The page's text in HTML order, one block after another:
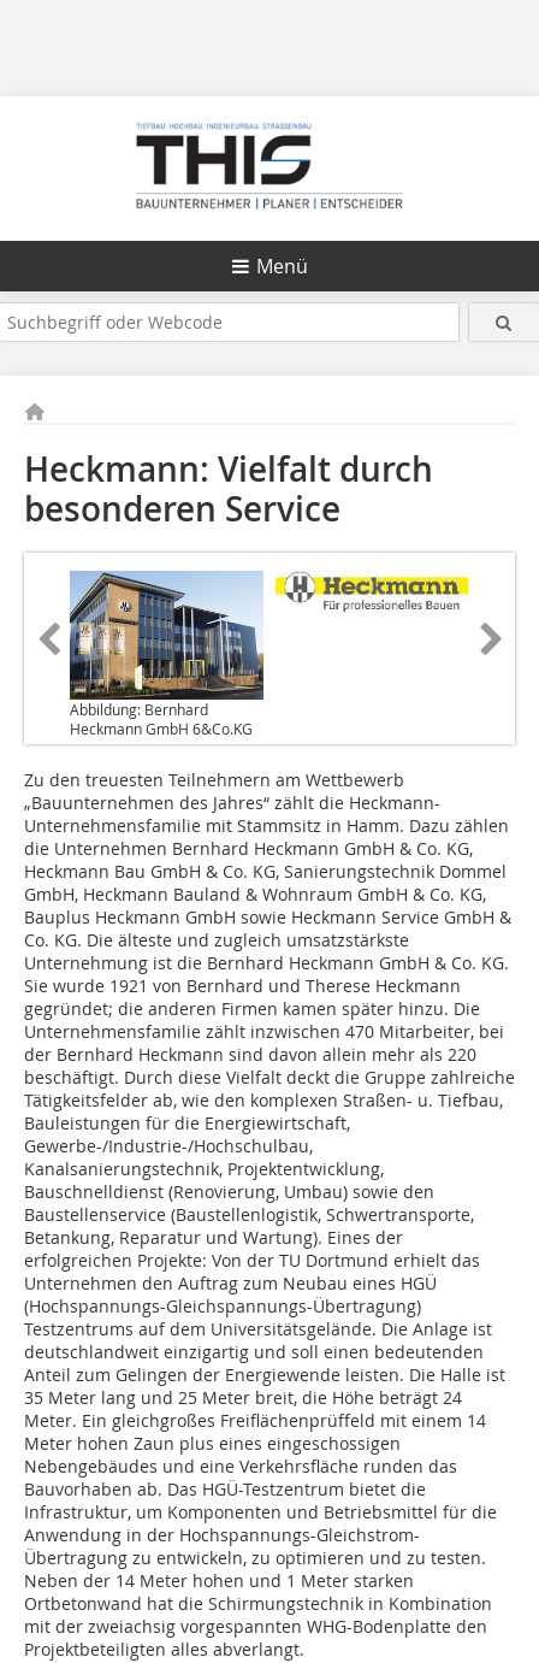
Menü
Heckmann: Vielfalt durch
besonderen Service
Abbildung: Bernhard
Heckmann GmbH 6&Co.KG
Zu den treuesten Teilnehmern am Wettbewerb
„Bauunternehmen des Jahres“ zählt die Heckmann-
Unternehmensfamilie mit Stammsitz in Hamm. Dazu zählen
die Unternehmen Bernhard Heckmann GmbH & Co. KG,
Heckmann Bau GmbH & Co. KG, Sanierungstechnik Dommel
GmbH, Heckmann Bauland & Wohnraum GmbH & Co. KG,
Bauplus Heckmann GmbH sowie Heckmann Service GmbH &
Co. KG. Die älteste und zugleich umsatzstärkste
Unternehmung ist die Bernhard Heckmann GmbH & Co. KG.
Sie wurde 1921 von Bernhard und Therese Heckmann
gegründet; die anderen Firmen kamen später hinzu. Die
Unternehmensfamilie zählt inzwischen 470 Mitarbeiter, bei
der Bernhard Heckmann sind davon allein mehr als 220
beschäftigt. Durch diese Vielfalt deckt die Gruppe zahlreiche
Tätigkeitsfelder ab, wie den komplexen Straßen- u. Tiefbau,
Bauleistungen für die Energiewirtschaft,
Gewerbe-/Industrie-/Hochschulbau,
Kanalsanierungstechnik, Projektentwicklung,
Bauschnelldienst (Renovierung, Umbau) sowie den
Baustellenservice (Baustellenlogistik, Schwertransporte,
Betankung, Reparatur und Wartung). Eines der
erfolgreichen Projekte: Von der TU Dortmund erhielt das
Unternehmen den Auftrag zum Neubau eines HGÜ
(Hochspannungs-Gleichspannungs-Übertragung)
Testzentrums auf dem Universitätsgelände. Die Anlage ist
deutschlandweit einzigartig und soll einen bedeutenden
Anteil zum Gelingen der Energiewende leisten. Die Halle ist
35 Meter lang und 25 Meter breit, die Höhe beträgt 24
Meter. Ein gleichgroßes Freiflächenprüffeld mit einem 14
Meter hohen Zaun plus eines eingeschossigen
Nebengebäudes und eine Verkehrsfläche runden das
Bauvorhaben ab. Das HGÜ-Testzentrum bietet die
Infrastruktur, um Komponenten und Betriebsmittel für die
Anwendung in der Hochspannungs-Gleichstrom-
Übertragung zu entwickeln, zu optimieren und zu testen.
Neben der 14 Meter hohen und 1 Meter starken
Ortbetonwand hat die Schirmungstechnik in Kombination
mit der zweiachsig vorgespannten WHG-Bodenplatte den
Projektbeteiligten alles abverlangt.